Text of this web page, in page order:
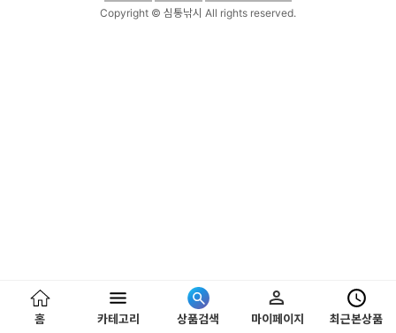
홈 카테고리 상품검색 마이페이지 최근본상품
Copyright © 심통낚시 All rights reserved.